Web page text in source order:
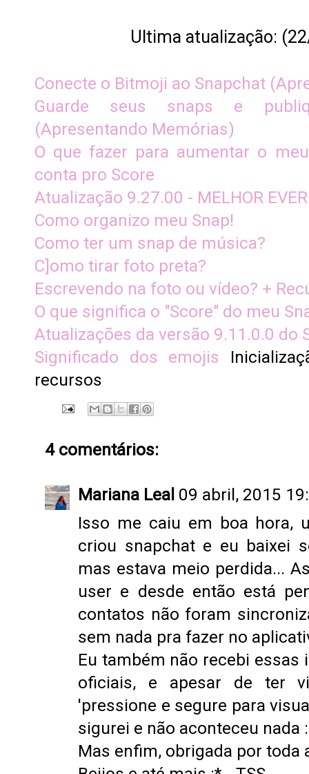
Ultima atualização:
Conecte o Bitmoji ao Snapchat
Guarde seus snaps e
(Apresentando Memórias)
O que fazer para aumentar o
conta pro Score
Atualização 9.27.00 - MELHOR
Como organizo meu Snap!
Como ter um snap de música?
C]omo tirar foto preta?
Escrevendo na foto ou vídeo? +
O que significa o "Score" do meu
Atualizações da versão 9.11.0.0 do
Significado dos emojis
recursos
4 comentários:
Mariana Leal 09 abril, 2015
Isso me caiu em boa hora,
criou snapchat e eu baixei
mas estava meio perdida...
user e desde então está
contatos não foram
sem nada pra fazer no
Eu também não recebi essas
oficiais, e apesar de ter
'pressione e segure para
sigurei e não aconteceu nada
Mas enfim, obrigada por toda